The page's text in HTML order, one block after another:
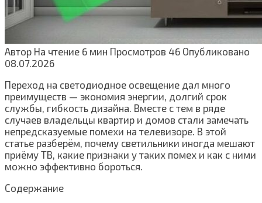
Автор На чтение 6 мин Просмотров 46 Опубликовано
08.07.2026
Переход на светодиодное освещение дал много
преимуществ — экономия энергии, долгий срок
службы, гибкость дизайна. Вместе с тем в ряде
случаев владельцы квартир и домов стали замечать
непредсказуемые помехи на телевизоре. В этой
статье разберём, почему светильники иногда мешают
приёму ТВ, какие признаки у таких помех и как с ними
можно эффективно бороться.
Содержание